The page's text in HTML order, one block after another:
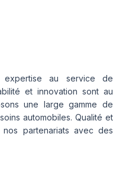
expertise au service de
et innovation sont au
une large gamme de
automobiles. Qualité et
partenariats avec des